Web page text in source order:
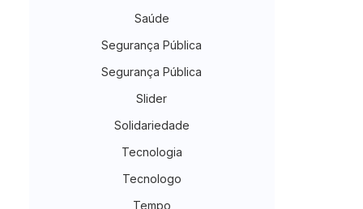
Saúde
Segurança Pública
Segurança Pública
Slider
Solidariedade
Tecnologia
Tecnologo
Tempo